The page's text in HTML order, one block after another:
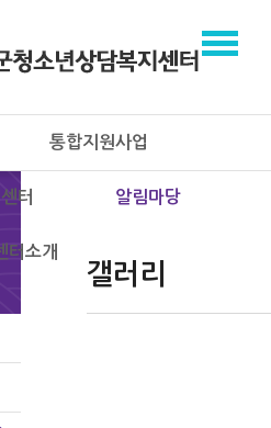
통합지원사업
터 알림마당
터소개
갤러리